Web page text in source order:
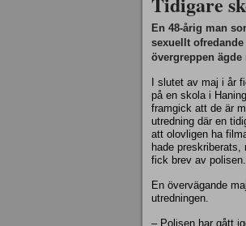
En 48-årig man
sexuellt
övergreppen ägde
I slutet av maj i år
på en skola i
framgick att de är
utredning där en
att olovligen ha
hade
fick brev av polisen.
En övervägande
utredningen.
– Polisen har gått